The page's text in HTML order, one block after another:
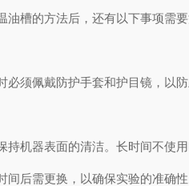
槽的方法后，还有以下事项需要
须佩戴防护手套和护目镜，以防
器表面的清洁。长时间不使用
后需更换，以确保实验的准确性